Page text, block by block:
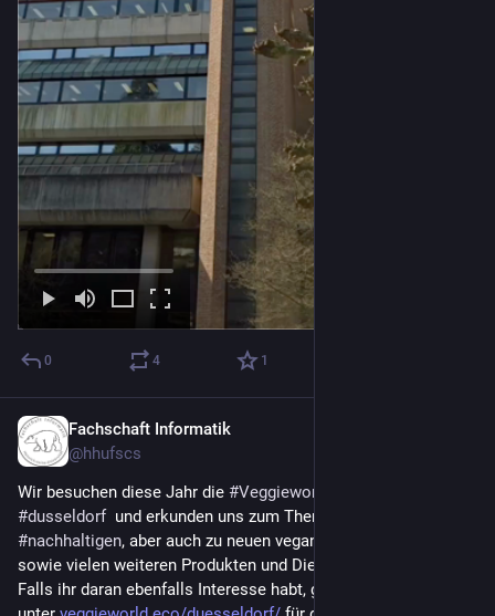
0 4 1
Fachschaft Informatik
@hhufscs
Wir besuchen diese Jahr die #Veggieworld
#dusseldorf
#nachhaltigen, aber auch zu neuen veganen
sowie vielen weiteren Produkten und Dienstleistungen.
Falls ihr daran ebenfalls Interesse habt, gibt es noch Tickets